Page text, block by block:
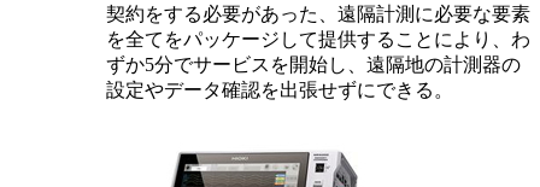
契約をする必要があった、遠隔計測に必要な要素
を全てをパッケージして提供することにより、わ
ずか5分でサービスを開始し、遠隔地の計測器の
設定やデータ確認を出張せずにできる。